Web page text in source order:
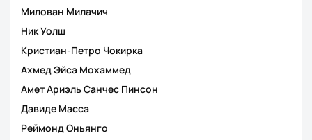
Милован Милачич
Ник Уолш
Кристиан-Петро Чокирка
Ахмед Эйса Мохаммед
Амет Ариэль Санчес Пинсон
Давиде Масса
Реймонд Оньянго